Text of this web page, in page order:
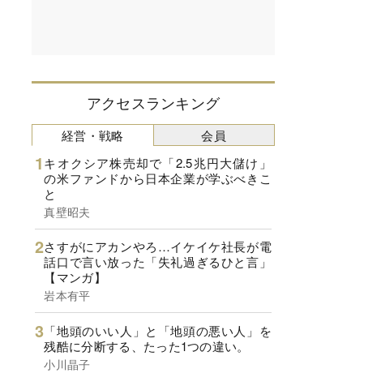
アクセスランキング
経営・戦略
キオクシア株売却で「2.5兆円大儲け」
の米ファンドから日本企業が学ぶべきこ
と
真壁昭夫
さすがにアカンやろ…イケイケ社長が電
話口で言い放った「失礼過ぎるひと言」
【マンガ】
岩本有平
「地頭のいい人」と「地頭の悪い人」を
残酷に分断する、たった1つの違い。
小川晶子
会員